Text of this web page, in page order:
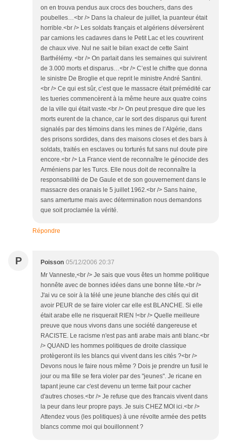
on en trouva pendus aux crocs des bouchers, dans des
poubelles…<br /> Dans la chaleur de juillet, la puanteur était
horrible.<br /> Les soldats français et algériens déversèrent
par camions les cadavres dans le Petit Lac et les couvrirent
de chaux vive. Nul ne sait le bilan exact de cette Saint
Barthélémy. <br /> On parlait dans les semaines qui suivirent
de 3.000 morts et disparus…<br /> C’est le chiffre que donna
le sinistre De Broglie et que reprit le ministre André Santini.
<br /> Ce qui est sûr, c’est que le massacre était prémédité car
les tueries commencèrent à la même heure aux quatre coins
de la ville qui était vaste.<br /> On peut presque dire que les
morts eurent de la chance, car le sort des disparus qui furent
signalés par des témoins dans les mines de l’Algérie, dans
des prisons sordides, dans des maisons closes et des bars à
soldats, traités en esclaves ou torturés fut sans nul doute pire
encore.<br /> La France vient de reconnaître le génocide des
Arméniens par les Turcs. Elle nous doit de reconnaître la
responsabilité de De Gaule et de son gouvernement dans le
massacre des oranais le 5 juillet 1962.<br /> Sans haine,
sans amertume mais avec détermination nous demandons
que soit proclamée la vérité.
Répondre
P Poisson 05/12/2006 20:37
Mr Vanneste,<br /> Je sais que vous êtes un homme politique
honnête avec de bonnes idées dans une bonne tête.<br />
J'ai vu ce soir à la télé une jeune blanche des cités qui dit
avoir PEUR de se faire violer car elle est BLANCHE. Si elle
était arabe elle ne risquerait RIEN !<br /> Quelle meilleure
preuve que nous vivons dans une société dangereuse et
RACISTE. Le racisme n'est pas anti arabe mais anti blanc.<br
/> QUAND les hommes politiques de droite classique
protègeront ils les blancs qui vivent dans les cités ?<br />
Devons nous le faire nous même ? Dois je prendre un fusil le
jour ou ma fille se fera violer par des "jeunes". Je ricane en
tapant jeune car c'est devenu un terme fait pour cacher
d'autres choses.<br /> Je refuse que des francais vivent dans
la peur dans leur propre pays. Je suis CHEZ MOI ici.<br />
Attendez vous (les politiques) à une révolte armée des petits
blancs comme moi qui bouillonnent ?